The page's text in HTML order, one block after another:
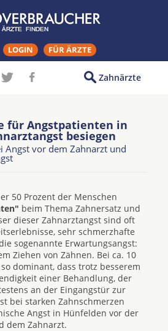
LOGIN FÜR ÄRZTE
Zahnärzte
für Angstpatienten in
besiegen
Angst vor dem Zahnarzt und
50 Prozent der Menschen
beim Thema Zahnersatz und
dieser Zahnarztangst sind oft
sehr schmerzhafte
sogenannte Erwartungsangst:
Ziehen von Zähnen. Bei ca. 10
dominant, dass trotz besserem
einer Behandlung, der
an der Eingangstür zur
bei starken Zahnschmerzen
Angst in Hünfelden vor der
dem Zahnarzt.